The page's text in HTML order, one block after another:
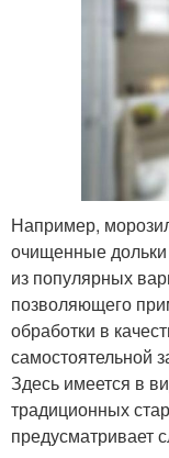
Например,
очищенные
из популярных
позволяющего
обработки в
самостоятельной
Здесь имеется в
традиционных
предусматривает